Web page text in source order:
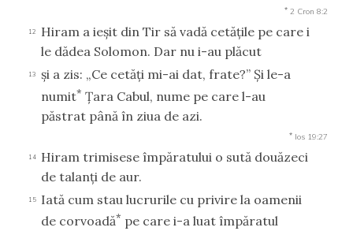
* 2 Cron 8:2
12
Hiram a ieşit din Tir să vadă cetăţile pe care i
le dădea Solomon. Dar nu i-au plăcut
13
şi a zis: „Ce cetăţi mi-ai dat, frate?” Şi le-a
numit* Ţara Cabul, nume pe care l-au
păstrat până în ziua de azi.
* Ios 19:27
14
Hiram trimisese împăratului o sută douăzeci
de talanţi de aur.
15
Iată cum stau lucrurile cu privire la oamenii
de corvoadă* pe care i-a luat împăratul